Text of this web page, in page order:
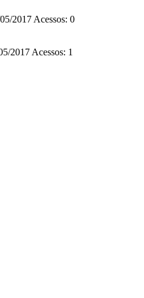
2017 Acessos: 0
2017 Acessos: 1